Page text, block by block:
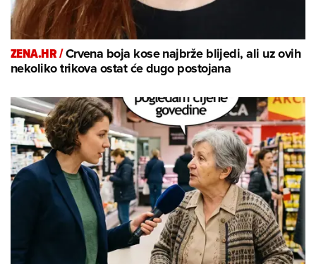
ZENA.HR /Crvena boja kose najbrže blijedi, ali uz ovih
nekoliko trikova ostat će dugo postojana